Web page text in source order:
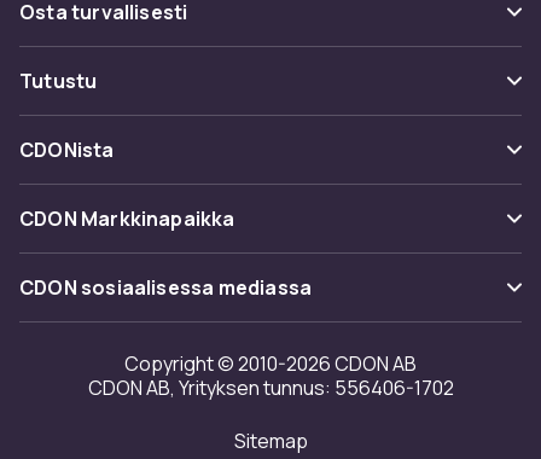
Seuraa pakettia
Ota yhteyttä
Osta turvallisesti
Maksuvaihtoehdot
Toimitus
Takaisinvedot
Tutustu
Kategoriat
Tuotemerkit
CDONista
Tietoa meistä
Asiakasarvionnit
Investor relations
Saavutettavuusseloste
CDON Markkinapaikka
Merchant Help Center
CDON sosiaalisessa mediassa
Copyright © 2010-2026 CDON AB
CDON AB, Yrityksen tunnus: 556406-1702
Sitemap